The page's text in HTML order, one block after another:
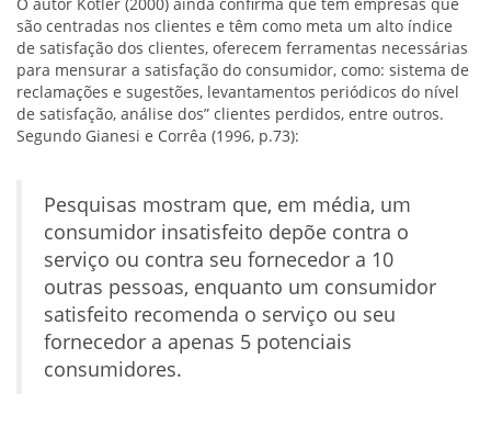
O autor Kotler (2000) ainda confirma que têm empresas que
são centradas nos clientes e têm como meta um alto índice
de satisfação dos clientes, oferecem ferramentas necessárias
para mensurar a satisfação do consumidor, como: sistema de
reclamações e sugestões, levantamentos periódicos do nível
de satisfação, análise dos” clientes perdidos, entre outros.
Segundo Gianesi e Corrêa (1996, p.73):
Pesquisas mostram que, em média, um
consumidor insatisfeito depõe contra o
serviço ou contra seu fornecedor a 10
outras pessoas, enquanto um consumidor
satisfeito recomenda o serviço ou seu
fornecedor a apenas 5 potenciais
consumidores.